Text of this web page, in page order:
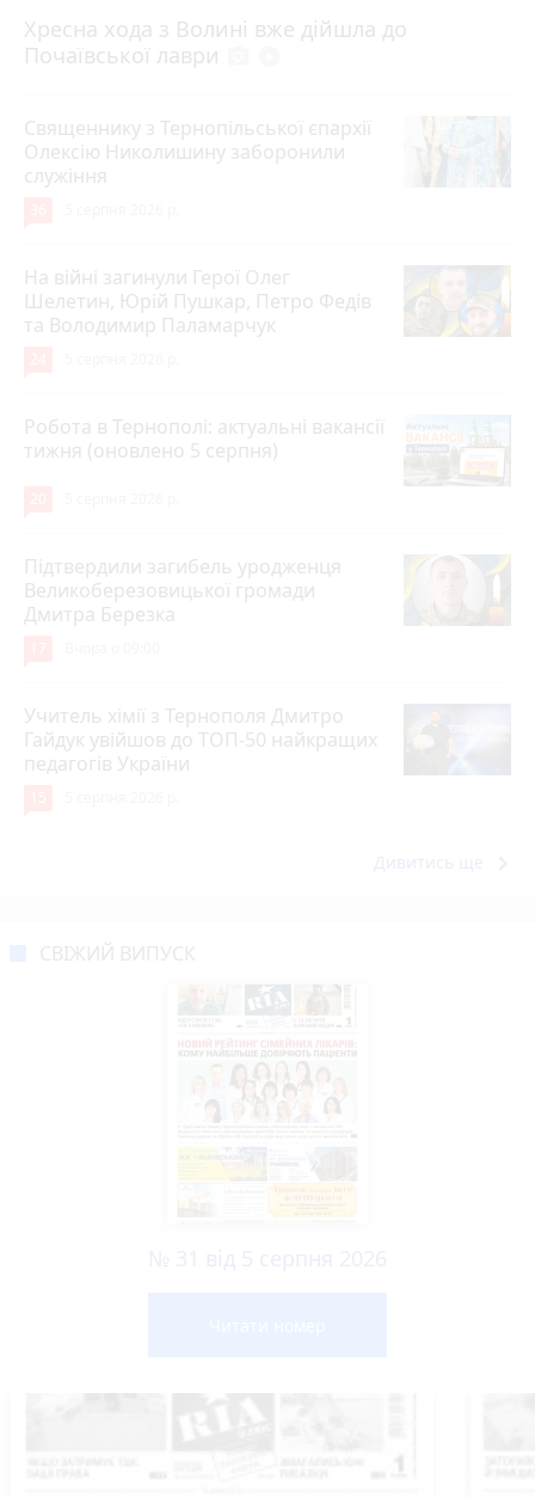
Хресна хода з Волині вже дійшла до
Почаївської лаври
Священнику з Тернопільської єпархії
Олексію Николишину заборонили
служіння
На війні загинули Герої Олег
Шелетин, Юрій Пушкар, Петро Федів
та Володимир Паламарчук
Робота в Тернополі: актуальні вакансії
тижня (оновлено 5 серпня)
Підтвердили загибель уродженця
Великоберезовицької громади
Дмитра Березка
Учитель хімії з Тернополя Дмитро
Гайдук увійшов до ТОП-50 найкращих
педагогів України